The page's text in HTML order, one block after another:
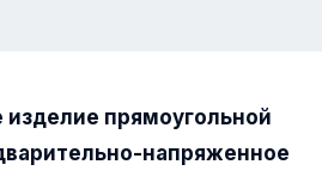
прямоугольной
напряженное